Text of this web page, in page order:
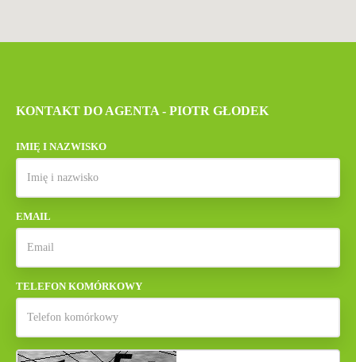
KONTAKT DO AGENTA - PIOTR GŁODEK
IMIĘ I NAZWISKO
EMAIL
TELEFON KOMÓRKOWY